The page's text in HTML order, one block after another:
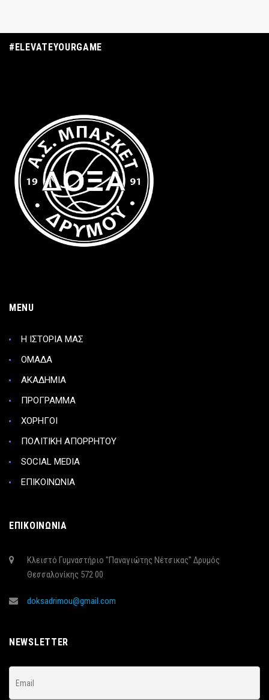
#ELEVATEYOURGAME
MENU
Η ΙΣΤΟΡΙΑ ΜΑΣ
ΟΜΑΔΑ
ΑΚΑΔΗΜΙΑ
ΠΡΟΓΡΑΜΜΑ
ΧΟΡΗΓΟΙ
ΠΟΛΙΤΙΚΗ ΑΠΟΡΡΗΤΟΥ
SOCIAL MEDIA
ΕΠΙΚΟΙΝΩΝΙΑ
ΕΠΙΚΟΙΝΩΝΙΑ
Κλειστό Γυμναστήριο "Παναγιώτης Νέτσικας" Δρυμός
Θεσσαλονίκης 572 00
doksadrimou@gmail.com
NEWSLETTER